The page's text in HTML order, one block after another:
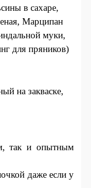
в сахаре,
Марципан
муки,
для пряников)
на закваске,
так и опытным
даже если у